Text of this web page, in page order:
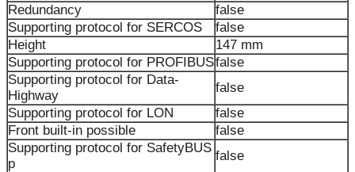
Redundancy
false
Supporting protocol for SERCOS
false
Height
147 mm
Supporting protocol for PROFIBUSfalse
Supporting protocol for Data-
Highway
false
Supporting protocol for LON
false
Front built-in possible
false
Supporting protocol for SafetyBUS
p
false